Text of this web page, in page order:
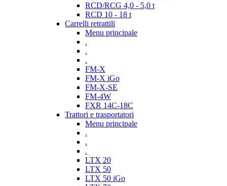
RCD/RCG 4,0 - 5,0 t
RCD 10 - 18 t
Carrelli retrattili
Menu principale
.
.
.
FM-X
FM-X iGo
FM-X-SE
FM-4W
FXR 14C-18C
Trattori e trasportatori
Menu principale
.
.
.
LTX 20
LTX 50
LTX 50 iGo